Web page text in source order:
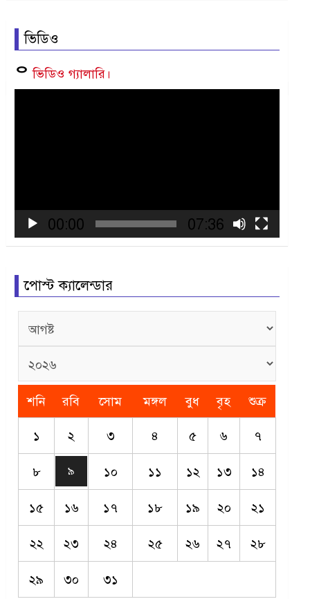
ভিডিও
ᄋভিডিও গ্যালারি।
00:00 07:36
পোস্ট ক্যালেন্ডার
শনি রবি সোম মঙ্গল বুধ বৃহ
শুক্র
১
২ ৩ ৪ ৫ ৬
৭
৮
৯ ১০ ১১ ১২ ১৩
১৪
১৫
১৬ ১৭ ১৮ ১৯ ২০
২১
২২
২৩ ২৪ ২৫ ২৬ ২৭
২৮
২৯
৩০ ৩১